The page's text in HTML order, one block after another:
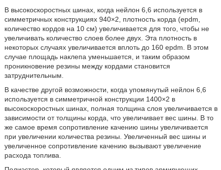
В высокоскоростных шинах, когда нейлон 6,6 используется в
симметричных конструкциях 940×2, плотность корда (epdm,
количество кордов на 10 см) увеличивается для того, чтобы не
увеличивать количество слоев более двух. Эта плотность в
некоторых случаях увеличивается вплоть до 160 epdm. В этом
случае площадь наклепа уменьшается, и таким образом
проникновение резины между кордами становится
затруднительным.
В качестве другой возможности, когда упомянутый нейлон 6,6
используется в симметричной конструкции 1400×2 в
высокоскоростных шинах, полная толщина слоя увеличивается в
зависимости от толщины корда, что увеличивает вес шины. В то
же самое время сопротивление качению шины увеличивается
при увеличении количества резины. Увеличенный вес шины и
увеличенное сопротивление качению вызывают увеличение
расхода топлива.